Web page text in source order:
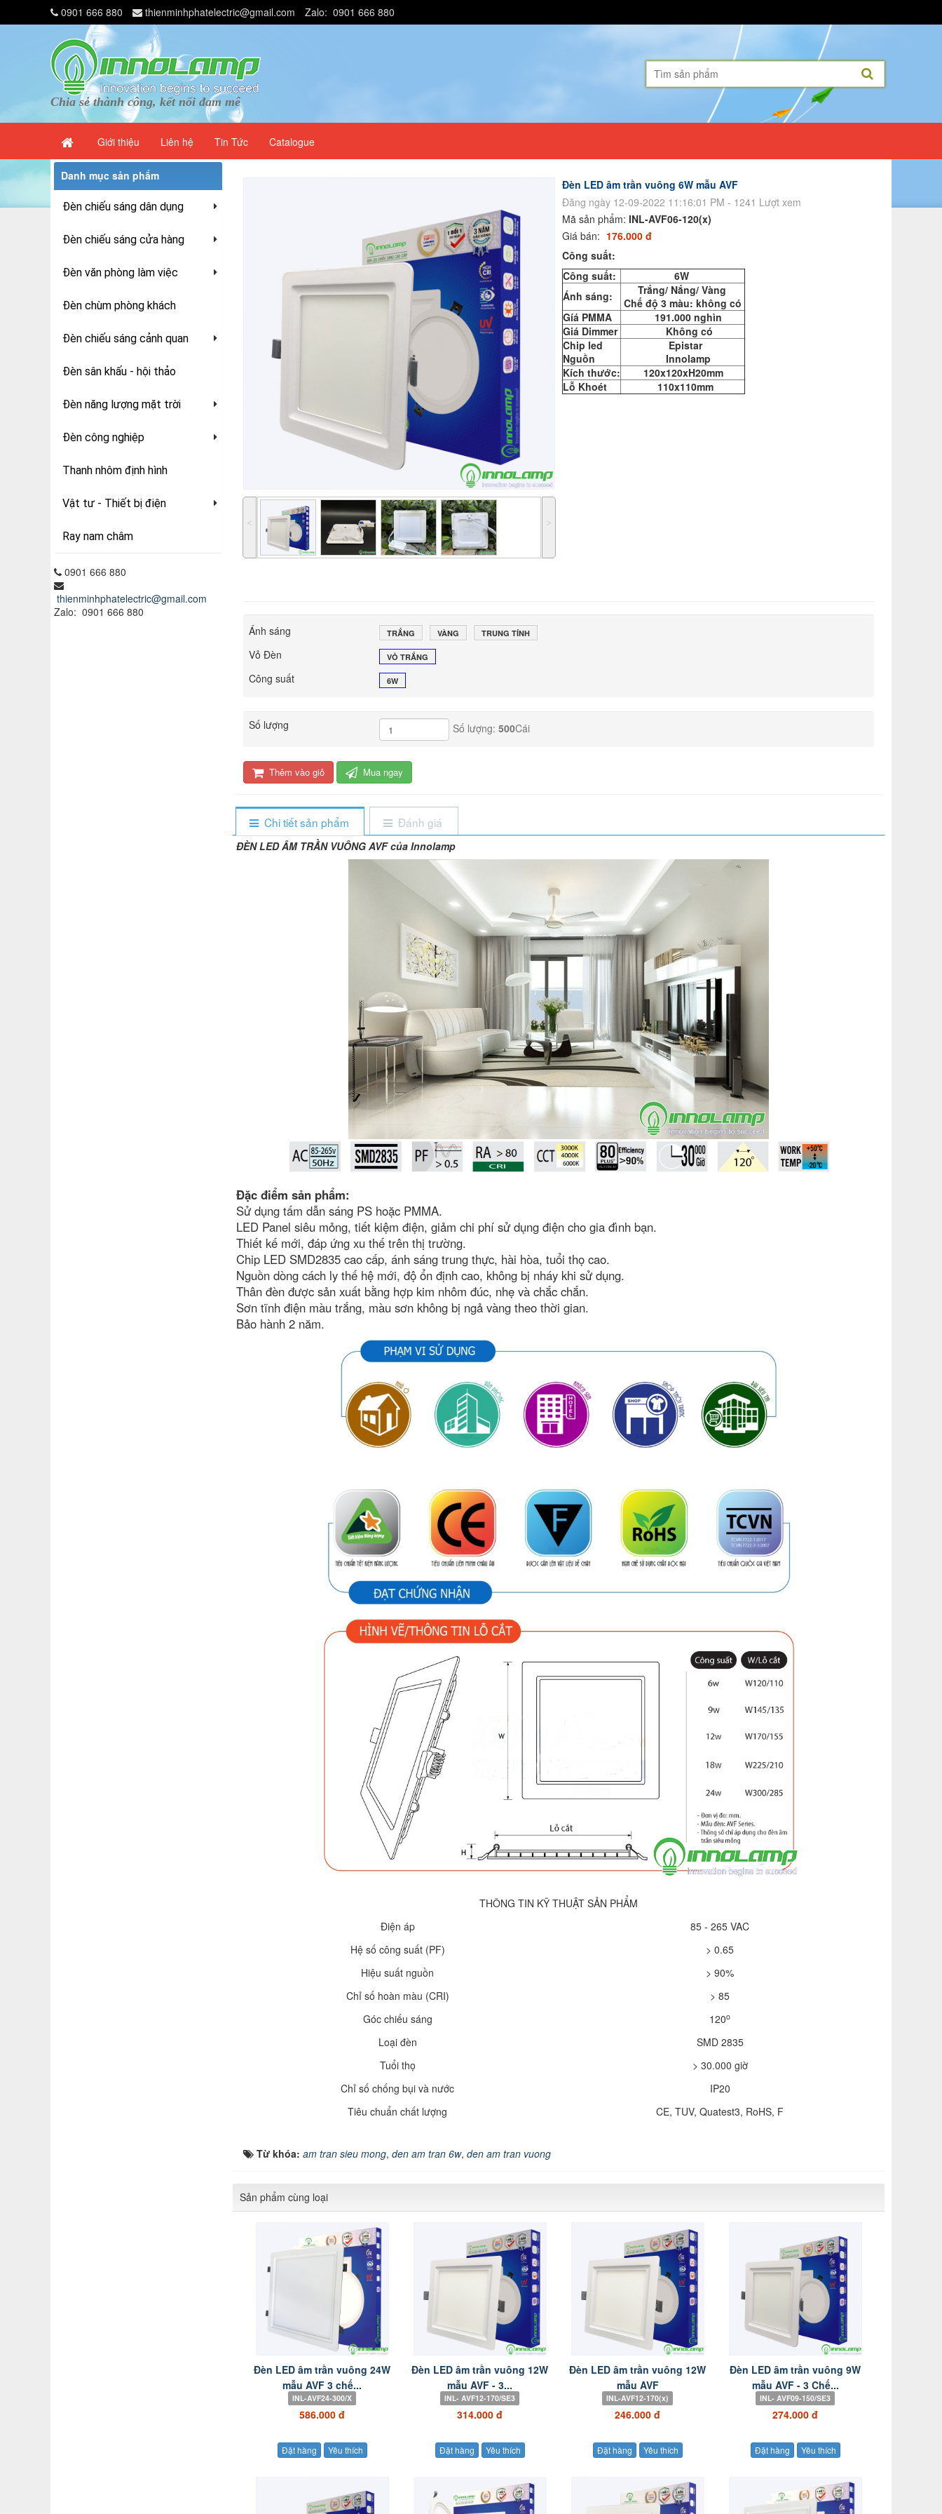
0901 666 880 thienminhphatelectric@gmail.com Zalo: 0901 666 880
Chia sẻ thành công, kết nối đam mê
Giới thiệu Liên hệ Tin Tức Catalogue
˂ ˃
Đèn LED âm trần vuông 6W mẫu AVF
Đăng ngày 12-09-2022 11:16:01 PM - 1241 Lượt xem
Mã sản phẩm: INL-AVF06-120(x)
Giá bán: 176.000 đ
Công suất:
Công suất:
6W
Ánh sáng:
Trắng/ Nắng/ Vàng
Chế độ 3 màu: không có
Gíá PMMA
191.000 nghìn
Giá Dimmer
Không có
Chip led
Nguồn
Epistar
Innolamp
Kích thước: 120x120xH20mm
Lỗ Khoét
110x110mm
Ánh sáng TRẮNG VÀNG TRUNG TÍNH
Vỏ Đèn VỎ TRẮNG
Công suất 6W
Số lượng Số lượng:500Cái
Thêm vào giỏ Mua ngay
Chi tiết sản phẩm Đánh giá
ĐÈN LED ÂM TRẦN VUÔNG AVF của Innolamp
Đặc điểm sản phẩm:
Sử dụng tấm dẫn sáng PS hoặc PMMA.
LED Panel siêu mỏng, tiết kiệm điện, giảm chi phí sử dụng điện cho gia đình bạn.
Thiết kế mới, đáp ứng xu thế trên thị trường.
Chip LED SMD2835 cao cấp, ánh sáng trung thực, hài hòa, tuổi thọ cao.
Nguồn dòng cách ly thế hệ mới, độ ổn định cao, không bị nháy khi sử dụng.
Thân đèn được sản xuất bằng hợp kim nhôm đúc, nhẹ và chắc chắn.
Sơn tĩnh điện màu trắng, màu sơn không bị ngả vàng theo thời gian.
Bảo hành 2 năm.
THÔNG TIN KỸ THUẬT SẢN PHẨM
Điện áp
85 - 265 VAC
Hệ số công suất (PF)
> 0.65
Hiệu suất nguồn
> 90%
Chỉ số hoàn màu (CRI)
> 85
Góc chiếu sáng
120o
Loại đèn
SMD 2835
Tuổi thọ
> 30.000 giờ
Chỉ số chống bụi và nước
IP20
Tiêu chuẩn chất lượng
CE, TUV, Quatest3, RoHS, F
Từ khóa: am tran sieu mong, den am tran 6w, den am tran vuong
Sản phẩm cùng loại
Đèn LED âm trần vuông 24W
mẫu AVF 3 chế...
INL-AVF24-300/X
586.000 đ
Đặt hàng Yêu thích
Đèn LED âm trần vuông 12W
mẫu AVF - 3...
INL- AVF12-170/SE3
314.000 đ
Đặt hàng Yêu thích
Đèn LED âm trần vuông 12W
mẫu AVF
INL-AVF12-170(x)
246.000 đ
Đặt hàng Yêu thích
Đèn LED âm trần vuông 9W
mẫu AVF - 3 Chế...
INL- AVF09-150/SE3
274.000 đ
Đặt hàng Yêu thích
Danh mục sản phẩm
Đèn chiếu sáng dân dụng
Đèn chiếu sáng cửa hàng
Đèn văn phòng làm việc
Đèn chùm phòng khách
Đèn chiếu sáng cảnh quan
Đèn sân khấu - hội thảo
Đèn năng lượng mặt trời
Đèn công nghiệp
Thanh nhôm định hình
Vật tư - Thiết bị điện
Ray nam châm
0901 666 880
thienminhphatelectric@gmail.com
Zalo: 0901 666 880